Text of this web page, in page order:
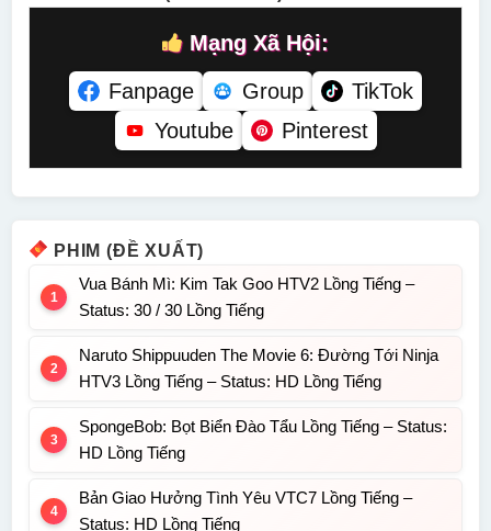
Mạng Xã Hội:
Fanpage
Group
TikTok
Youtube
Pinterest
PHIM (ĐỀ XUẤT)
Vua Bánh Mì: Kim Tak Goo HTV2 Lồng Tiếng –
Status: 30 / 30 Lồng Tiếng
Naruto Shippuuden The Movie 6: Đường Tới Ninja
HTV3 Lồng Tiếng – Status: HD Lồng Tiếng
SpongeBob: Bọt Biển Đào Tẩu Lồng Tiếng – Status:
HD Lồng Tiếng
Bản Giao Hưởng Tình Yêu VTC7 Lồng Tiếng –
Status: HD Lồng Tiếng